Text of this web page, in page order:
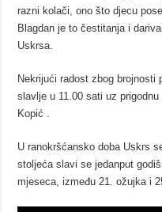
razni kolači, ono što djecu
Blagdan je to čestitanja i
Uskrsa.
Nekrijući radost zbog brojnosti
slavlje u 11.00 sati uz
Kopić .
U ranokršćansko doba Uskrs
stoljeća slavi se jedanput
mjeseca, između 21. ožujka i